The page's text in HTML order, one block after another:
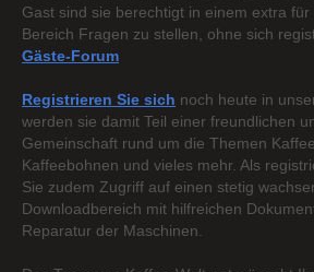
Gast sind sie berechtigt in einem extra
Bereich Fragen zu stellen, ohne sich
Gäste-Forum
Registrieren Sie sich noch heute in
werden sie damit Teil einer freundlichen
Gemeinschaft rund um die Themen
Kaffeebohnen und vieles mehr. Als
Sie zudem Zugriff auf einen stetig
Downloadbereich mit hilfreichen
Reparatur der Maschinen.